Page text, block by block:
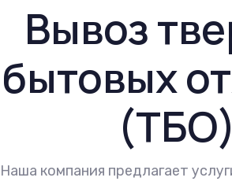
Вывоз
бытовых
(ТБО)
Наша компания предлагает